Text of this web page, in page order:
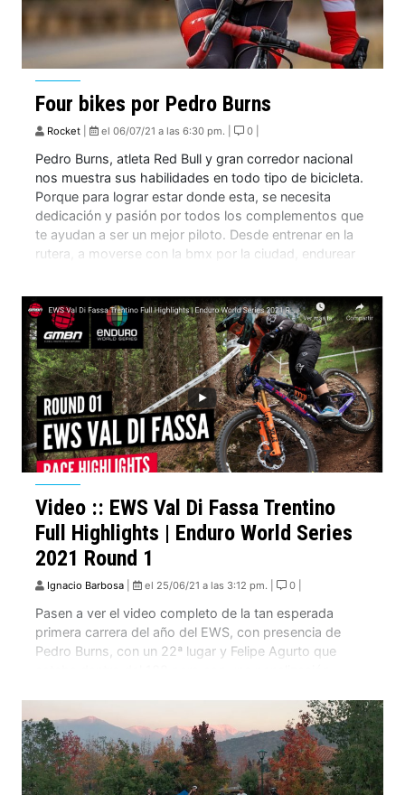
Four bikes por Pedro Burns
Rocket el 06/07/21 a las 6:30 pm. | 0 |
Pedro Burns, atleta Red Bull y gran corredor nacional
nos muestra sus habilidades en todo tipo de bicicleta.
Porque para lograr estar donde esta, se necesita
dedicación y pasión por todos los complementos que
te ayudan a ser un mejor piloto. Desde entrenar en la
rutera, a moverse con la bmx por la ciudad, endurear
Video :: EWS Val Di Fassa Trentino
Full Highlights | Enduro World Series
2021 Round 1
Ignacio Barbosa el 25/06/21 a las 3:12 pm. | 0 |
Pasen a ver el video completo de la tan esperada
primera carrera del año del EWS, con presencia de
Pedro Burns, con un 22ª lugar y Felipe Agurto que